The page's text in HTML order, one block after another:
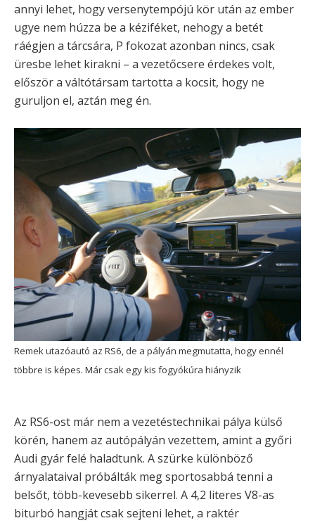
annyi lehet, hogy versenytempójú kör után az ember
ugye nem húzza be a kéziféket, nehogy a betét
ráégjen a tárcsára, P fokozat azonban nincs, csak
üresbe lehet kirakni – a vezetőcsere érdekes volt,
először a váltótársam tartotta a kocsit, hogy ne
guruljon el, aztán meg én.
Remek utazóautó az RS6, de a pályán megmutatta, hogy ennél
többre is képes. Már csak egy kis fogyókúra hiányzik
Az RS6-ost már nem a vezetéstechnikai pálya külső
körén, hanem az autópályán vezettem, amint a győri
Audi gyár felé haladtunk. A szürke különböző
árnyalataival próbálták meg sportosabbá tenni a
belsőt, több-kevesebb sikerrel. A 4,2 literes V8-as
biturbó hangját csak sejteni lehet, a raktér